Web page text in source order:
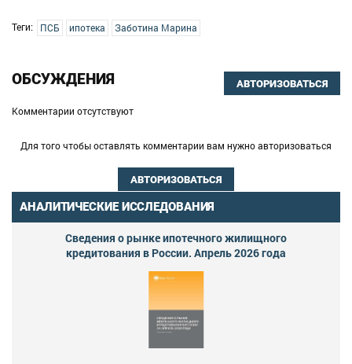
Теги: ПСБ ипотека Заботина Марина
ОБСУЖДЕНИЯ АВТОРИЗОВАТЬСЯ
Комментарии отсутствуют
Для того чтобы оставлять комментарии вам нужно авторизоваться
АВТОРИЗОВАТЬСЯ
АНАЛИТИЧЕСКИЕ ИССЛЕДОВАНИЯ
Сведения о рынке ипотечного жилищного
кредитования в России. Апрель 2026 года